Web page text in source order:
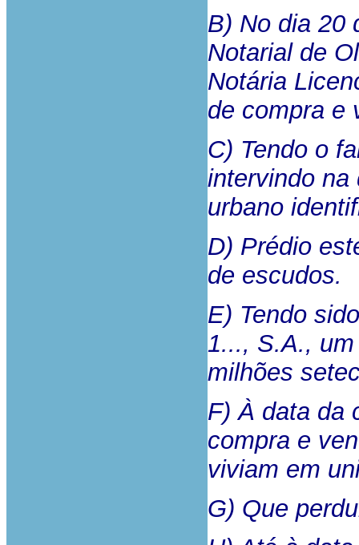
B) No dia 20
Notarial de
Notária
de compra e
C) Tendo o
intervindo na
urbano
D) Prédio
de escudos.
E) Tendo
1..., S.A.,
milhões
F) À data da
compra e
viviam em
G) Que